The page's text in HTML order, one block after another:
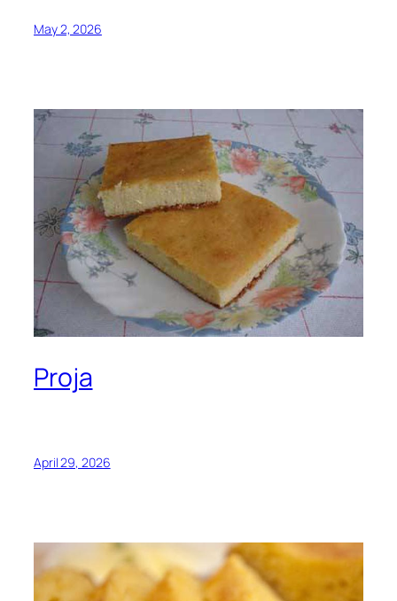
May 2, 2026
Proja
April 29, 2026